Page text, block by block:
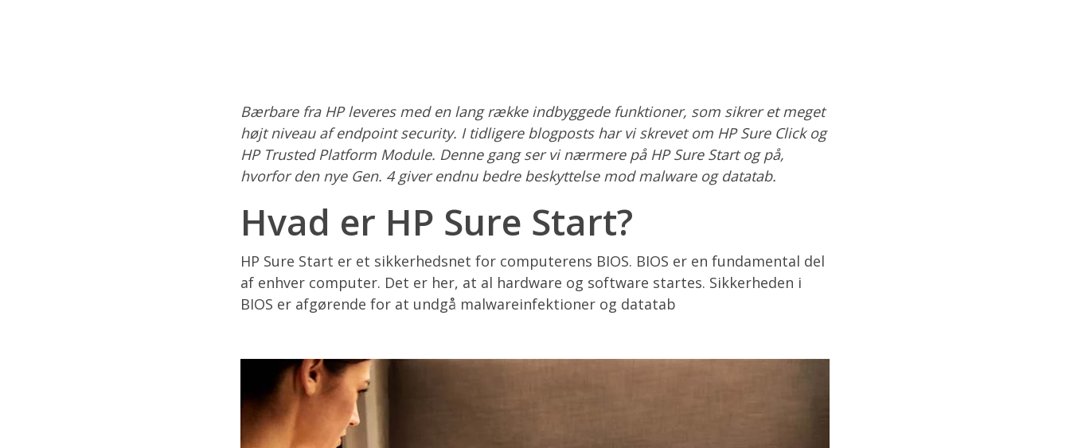
Bærbare fra HP leveres med en lang række indbyggede funktioner, som sikrer et meget
højt niveau af endpoint security. I tidligere blogposts har vi skrevet om HP Sure Click og
HP Trusted Platform Module. Denne gang ser vi nærmere på HP Sure Start og på,
hvorfor den nye Gen. 4 giver endnu bedre beskyttelse mod malware og datatab.
Hvad er HP Sure Start?
HP Sure Start er et sikkerhedsnet for computerens BIOS. BIOS er en fundamental del
af enhver computer. Det er her, at al hardware og software startes. Sikkerheden i
BIOS er afgørende for at undgå malwareinfektioner og datatab